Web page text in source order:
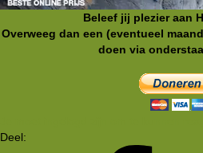
Beleef jij plezier aan
Overweeg dan een (eventueel
doen via
Deel: